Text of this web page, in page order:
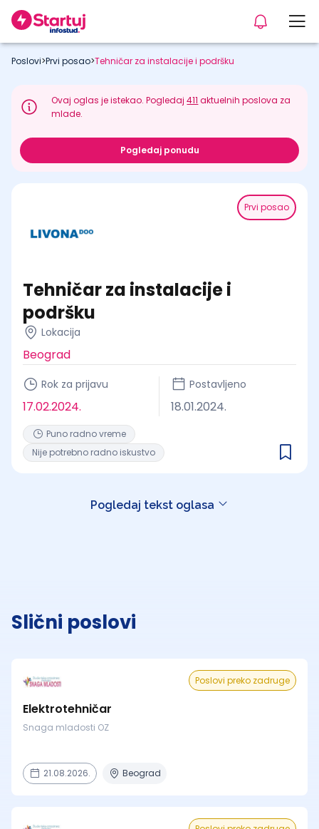
Poslovi>Prvi posao>Tehničar za instalacije i podršku
Ovaj oglas je istekao. Pogledaj411 aktuelnih poslova za
mlade.
Pogledaj ponudu
Prvi posao
Tehničar za instalacije i
podršku
Lokacija
Beograd
Rok za prijavu
17.02.2024.
Postavljeno
18.01.2024.
Puno radno vreme
Nije potrebno radno iskustvo
Pogledaj tekst oglasa
Slični poslovi
Poslovi preko zadruge
Elektrotehničar
Snaga mladosti OZ
21.08.2026. Beograd